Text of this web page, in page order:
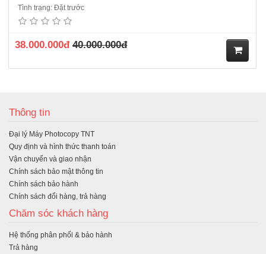
Tình trạng: Đặt trước
38.000.000đ 40.000.000đ
Thông tin
Đại lý Máy Photocopy TNT
Quy định và hình thức thanh toán
Vận chuyển và giao nhận
Chính sách bảo mật thông tin
Chính sách bảo hành
Chính sách đổi hàng, trả hàng
Chăm sóc khách hàng
Hệ thống phân phối & bảo hành
Trả hàng